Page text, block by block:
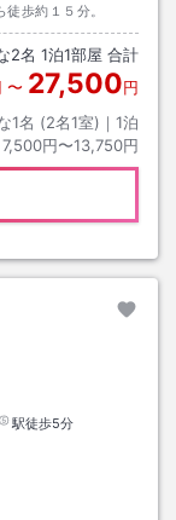
歩約１５分。
2名 1泊1部屋 合計
〜 27,500円
1名 (2名1室)｜ 1泊
7,500円〜13,750円
駅徒歩5分